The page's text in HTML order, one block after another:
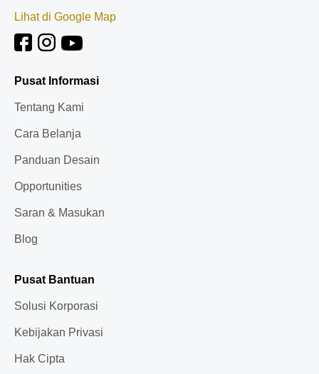
Lihat di Google Map
Pusat Informasi
Tentang Kami
Cara Belanja
Panduan Desain
Opportunities
Saran & Masukan
Blog
Pusat Bantuan
Solusi Korporasi
Kebijakan Privasi
Hak Cipta